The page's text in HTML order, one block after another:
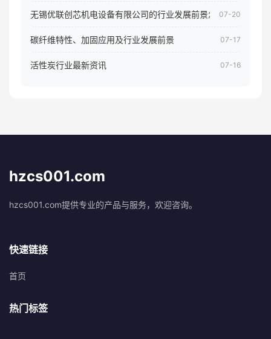
无锡优联创芯机电设备有限公司的行业发展前景怎样07-20
碳纤维特性、加固应用及行业发展前景 07-17
活性炭行业最新资讯 07-16
hzcs001.com
hzcs001.com提供专业的产品与服务，欢迎咨询。
快速链接
首页
热门标签